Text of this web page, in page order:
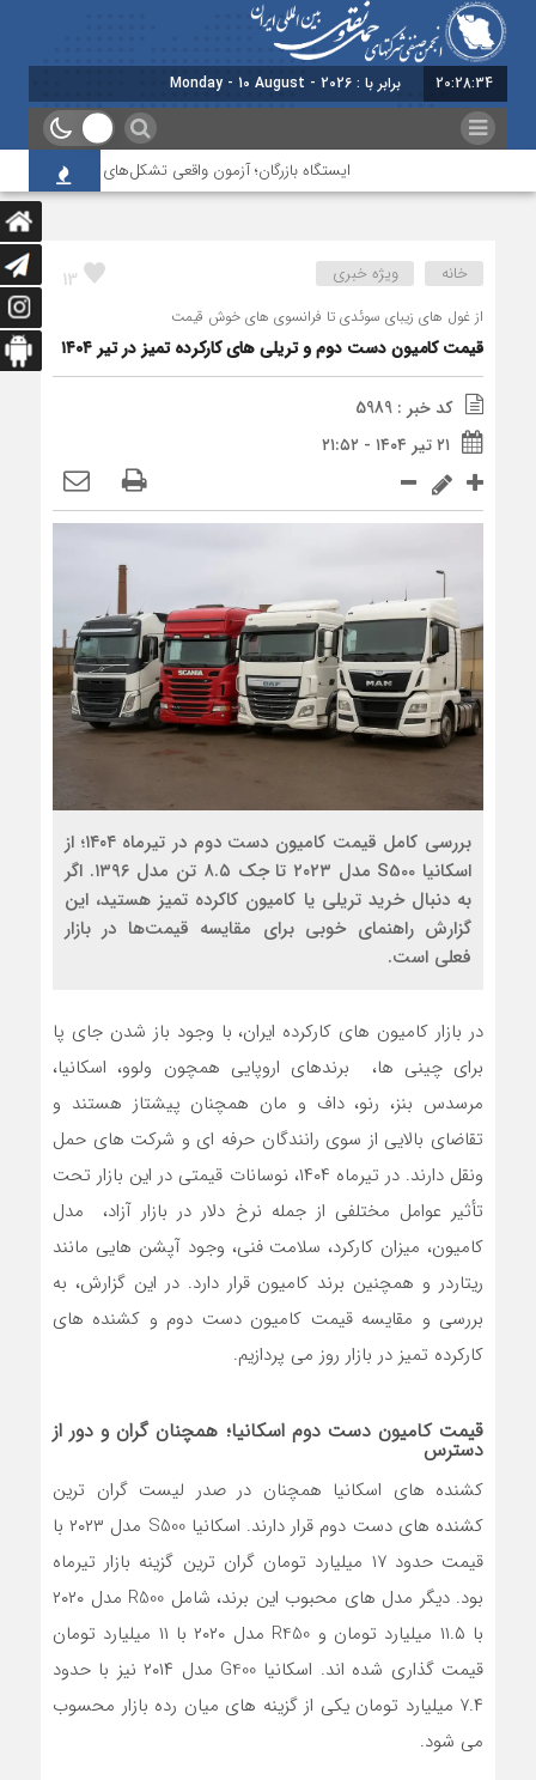
20:28:34 برابر با : Monday - 10 August - 2026
ایستگاه بازرگان؛ آزمون واقعی تشکل‌‌های حمل‌ونقل دو کشور
13 خانه ویژه خبری
از غول‌ های زیبای سوئدی تا فرانسوی‌ های خوش‌ قیمت
قیمت کامیون دست دوم و تریلی‌ های کارکرده تمیز در تیر ۱۴۰۴
کد خبر : 5989
۲۱ تیر ۱۴۰۴ - ۲۱:۵۲
بررسی کامل قیمت کامیون دست دوم در تیرماه ۱۴۰۴؛ از
اسکانیا S500 مدل ۲۰۲۳ تا جک ۸.۵ تن مدل ۱۳۹۶. اگر
به دنبال خرید تریلی یا کامیون کاکرده تمیز هستید، این
گزارش راهنمای خوبی برای مقایسه قیمت‌ها در بازار
فعلی است.
در بازار کامیون های کارکرده ایران، با وجود باز شدن جای پا
برای چینی ها، برندهای اروپایی همچون ولوو، اسکانیا،
مرسدس بنز، رنو، داف و مان همچنان پیشتاز هستند و
تقاضای بالایی از سوی رانندگان حرفه ای و شرکت های حمل
ونقل دارند. در تیرماه ۱۴۰۴، نوسانات قیمتی در این بازار تحت
تأثیر عوامل مختلفی از جمله نرخ دلار در بازار آزاد، مدل
کامیون، میزان کارکرد، سلامت فنی، وجود آپشن هایی مانند
ریتاردر و همچنین برند کامیون قرار دارد. در این گزارش، به
بررسی و مقایسه قیمت کامیون دست دوم و کشنده های
کارکرده تمیز در بازار روز می پردازیم.
قیمت کامیون دست دوم اسکانیا؛ همچنان گران و دور از
دسترس
کشنده های اسکانیا همچنان در صدر لیست گران ترین
کشنده های دست دوم قرار دارند. اسکانیا S500 مدل ۲۰۲۳ با
قیمت حدود ۱۷ میلیارد تومان گران ترین گزینه بازار تیرماه
بود. دیگر مدل های محبوب این برند، شامل R500 مدل ۲۰۲۰
با ۱۱.۵ میلیارد تومان و R450 مدل ۲۰۲۰ با ۱۱ میلیارد تومان
قیمت گذاری شده اند. اسکانیا G400 مدل ۲۰۱۴ نیز با حدود
۷.۴ میلیارد تومان یکی از گزینه های میان رده بازار محسوب
می شود.